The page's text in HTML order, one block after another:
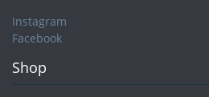
Instagram
Facebook
Shop